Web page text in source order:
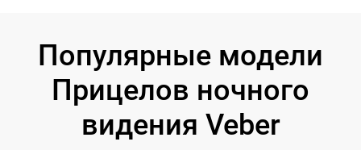
Популярные модели
Прицелов ночного
видения Veber